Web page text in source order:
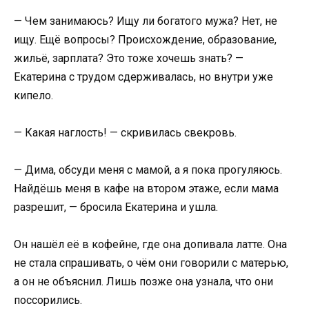
— Чем занимаюсь? Ищу ли богатого мужа? Нет, не
ищу. Ещё вопросы? Происхождение, образование,
жильё, зарплата? Это тоже хочешь знать? —
Екатерина с трудом сдерживалась, но внутри уже
кипело.
— Какая наглость! — скривилась свекровь.
— Дима, обсуди меня с мамой, а я пока прогуляюсь.
Найдёшь меня в кафе на втором этаже, если мама
разрешит, — бросила Екатерина и ушла.
Он нашёл её в кофейне, где она допивала латте. Она
не стала спрашивать, о чём они говорили с матерью,
а он не объяснил. Лишь позже она узнала, что они
поссорились.